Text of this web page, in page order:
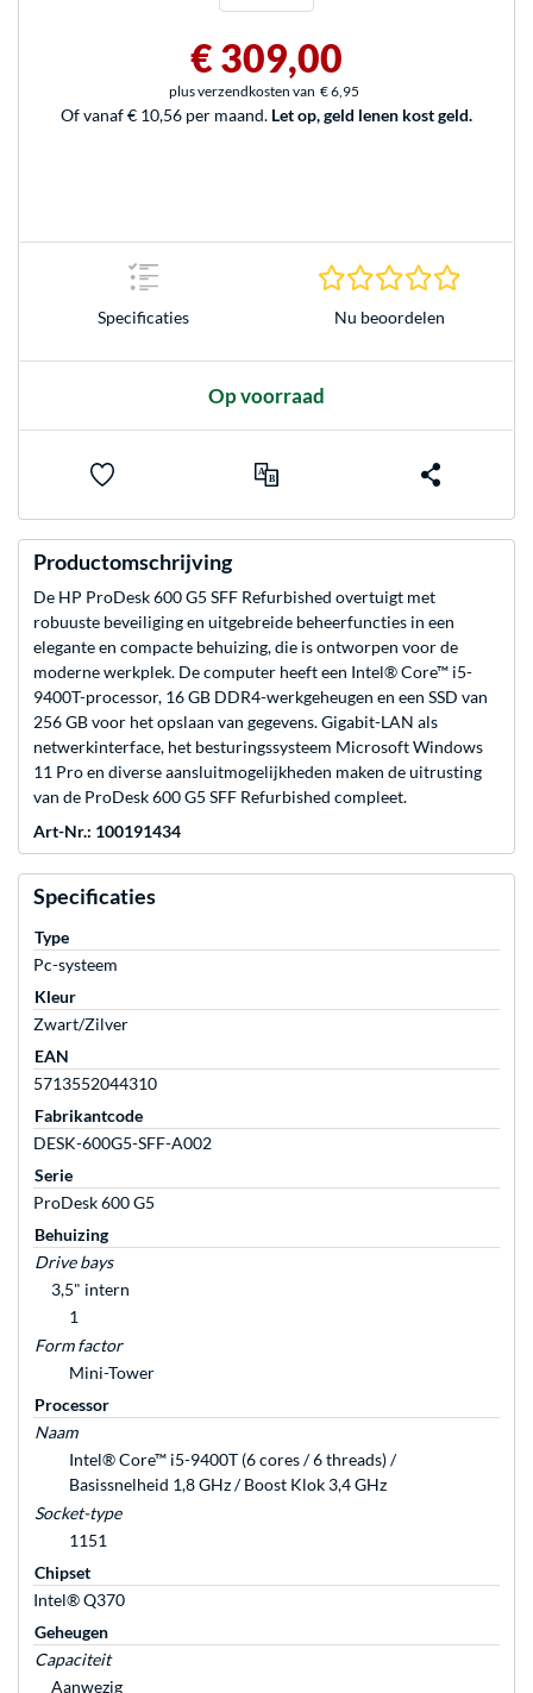
€ 309,00
plus verzendkosten van € 6,95
Of vanaf € 10,56 per maand. Let op, geld lenen kost geld.
Specificaties Nu beoordelen
Op voorraad
Productomschrijving
De HP ProDesk 600 G5 SFF Refurbished overtuigt met
robuuste beveiliging en uitgebreide beheerfuncties in een
elegante en compacte behuizing, die is ontworpen voor de
moderne werkplek. De computer heeft een Intel® Core™ i5-
9400T-processor, 16 GB DDR4-werkgeheugen en een SSD van
256 GB voor het opslaan van gegevens. Gigabit-LAN als
netwerkinterface, het besturingssysteem Microsoft Windows
11 Pro en diverse aansluitmogelijkheden maken de uitrusting
van de ProDesk 600 G5 SFF Refurbished compleet.
Art-Nr.: 100191434
Specificaties
Type
Pc-systeem
Kleur
Zwart/Zilver
EAN
5713552044310
Fabrikantcode
DESK-600G5-SFF-A002
Serie
ProDesk 600 G5
Behuizing
Drive bays
3,5" intern
1
Form factor
Mini-Tower
Processor
Naam
Intel® Core™ i5-9400T (6 cores / 6 threads) /
Basissnelheid 1,8 GHz / Boost Klok 3,4 GHz
Socket-type
1151
Chipset
Intel® Q370
Geheugen
Capaciteit
Aanwezig